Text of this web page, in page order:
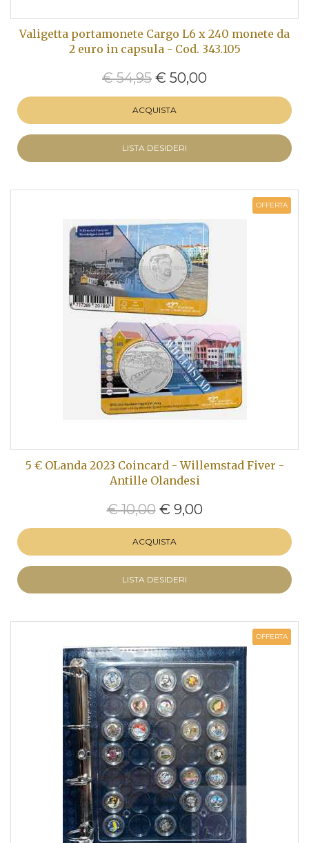
Valigetta portamonete Cargo L6 x 240 monete da
2 euro in capsula - Cod. 343.105
€ 54,95 € 50,00
ACQUISTA
LISTA DESIDERI
OFFERTA
5 € OLanda 2023 Coincard - Willemstad Fiver -
Antille Olandesi
€ 10,00€ 9,00
ACQUISTA
LISTA DESIDERI
OFFERTA